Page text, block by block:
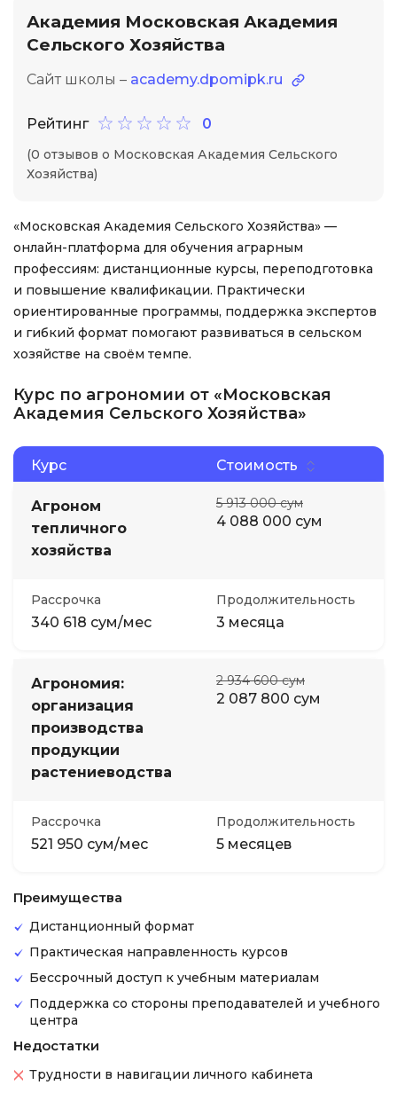
Академия Московская Академия
Сельского Хозяйства
Сайт школы – academy.dpomipk.ru
Рейтинг 0
(0 отзывов о Московская Академия Сельского
Хозяйства)
«Московская Академия Сельского Хозяйства» —
онлайн-платформа для обучения аграрным
профессиям: дистанционные курсы, переподготовка
и повышение квалификации. Практически
ориентированные программы, поддержка экспертов
и гибкий формат помогают развиваться в сельском
хозяйстве на своём темпе.
Курс по агрономии от «Московская
Академия Сельского Хозяйства»
Курс Стоимость
Агроном
тепличного
хозяйства
5 913 000 сум
4 088 000 сум
Рассрочка
340 618 сум/мес
Продолжительность
3 месяца
Агрономия:
организация
производства
продукции
растениеводства
2 934 600 сум
2 087 800 сум
Рассрочка
521 950 сум/мес
Продолжительность
5 месяцев
Преимущества
Дистанционный формат
Практическая направленность курсов
Бессрочный доступ к учебным материалам
Поддержка со стороны преподавателей и учебного
центра
Недостатки
Трудности в навигации личного кабинета